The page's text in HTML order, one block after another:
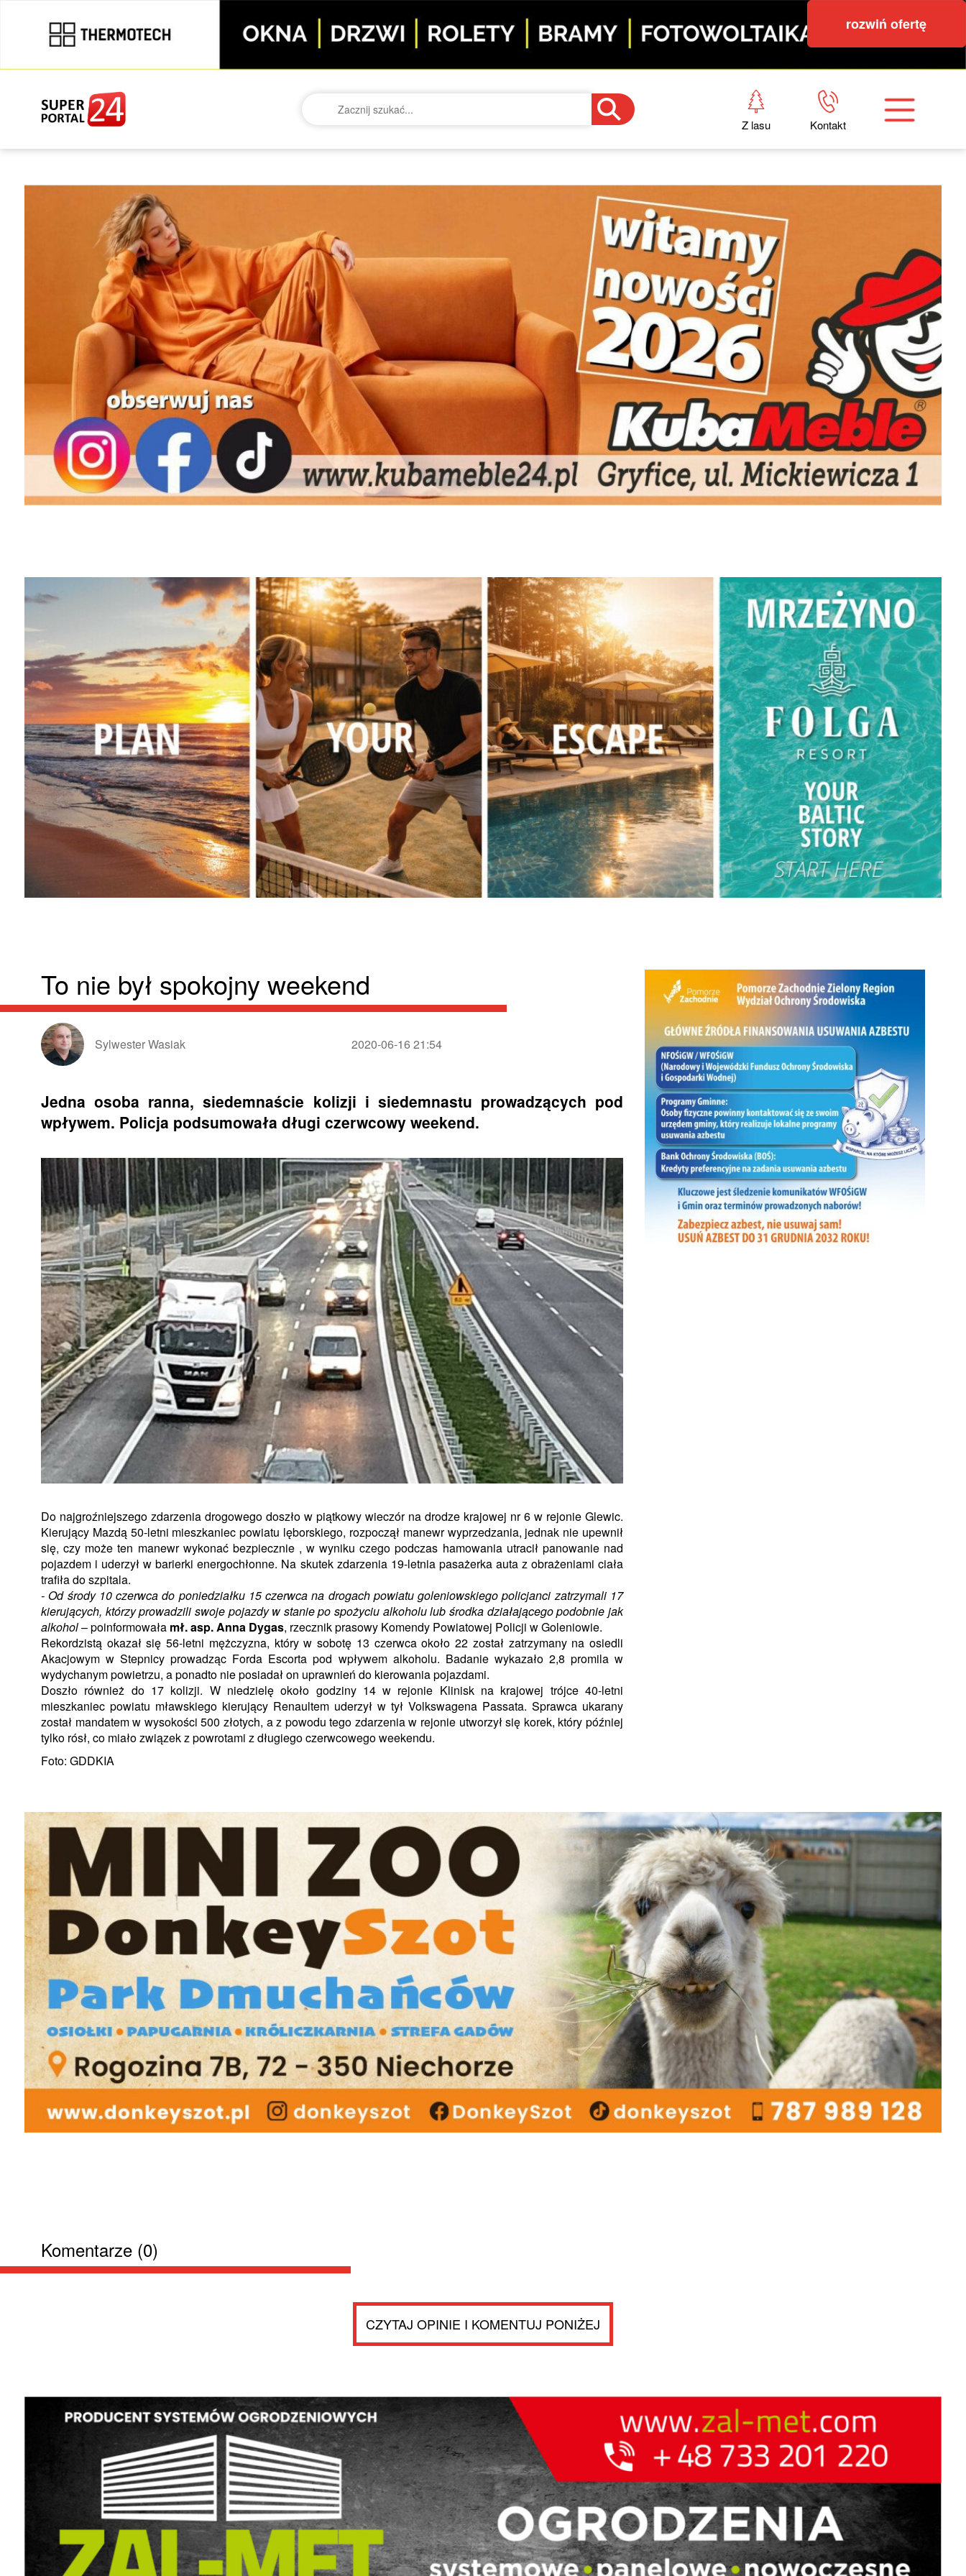
rozwiń ofertę
Z lasu Kontakt
To nie był spokojny weekend
Sylwester Wasiak 2020-06-16 21:54
Jedna osoba ranna, siedemnaście kolizji i siedemnastu prowadzących pod
wpływem. Policja podsumowała długi czerwcowy weekend.
Do najgroźniejszego zdarzenia drogowego doszło w piątkowy wieczór na drodze krajowej nr 6 w rejonie Glewic.
Kierujący Mazdą 50-letni mieszkaniec powiatu lęborskiego, rozpoczął manewr wyprzedzania, jednak nie upewnił
się, czy może ten manewr wykonać bezpiecznie , w wyniku czego podczas hamowania utracił panowanie nad
pojazdem i uderzył w barierki energochłonne. Na skutek zdarzenia 19-letnia pasażerka auta z obrażeniami ciała
trafiła do szpitala.
- Od środy 10 czerwca do poniedziałku 15 czerwca na drogach powiatu goleniowskiego policjanci zatrzymali 17
kierujących, którzy prowadzili swoje pojazdy w stanie po spożyciu alkoholu lub środka działającego podobnie jak
alkohol– poinformowała mł. asp. Anna Dygas, rzecznik prasowy Komendy Powiatowej Policji w Goleniowie.
Rekordzistą okazał się 56-letni mężczyzna, który w sobotę 13 czerwca około 22 został zatrzymany na osiedli
Akacjowym w Stepnicy prowadząc Forda Escorta pod wpływem alkoholu. Badanie wykazało 2,8 promila w
wydychanym powietrzu, a ponadto nie posiadał on uprawnień do kierowania pojazdami.
Doszło również do 17 kolizji. W niedzielę około godziny 14 w rejonie Klinisk na krajowej trójce 40-letni
mieszkaniec powiatu mławskiego kierujący Renaultem uderzył w tył Volkswagena Passata. Sprawca ukarany
został mandatem w wysokości 500 złotych, a z powodu tego zdarzenia w rejonie utworzył się korek, który później
tylko rósł, co miało związek z powrotami z długiego czerwcowego weekendu.
Foto: GDDKIA
Komentarze (0)
CZYTAJ OPINIE I KOMENTUJ PONIŻEJ